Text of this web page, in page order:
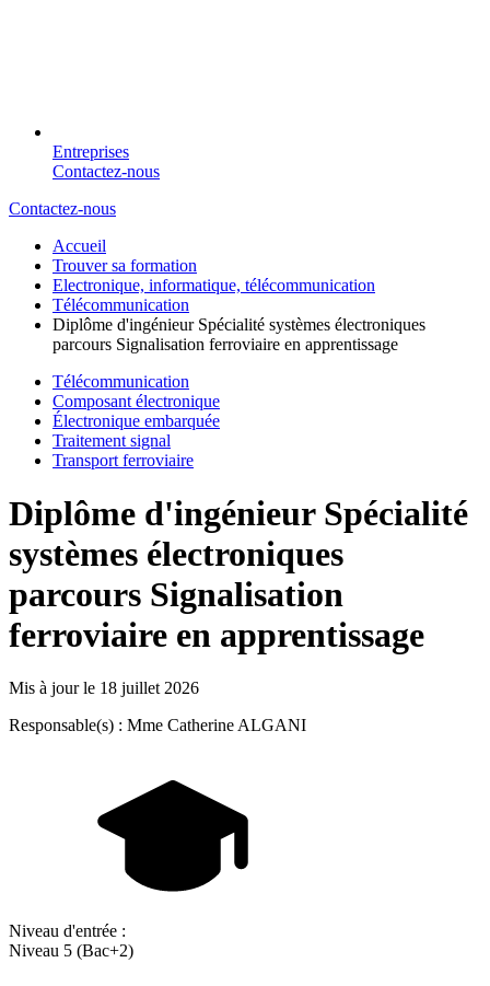
Entreprises
Contactez-nous
Contactez-nous
Accueil
Trouver sa formation
Electronique, informatique, télécommunication
Télécommunication
Diplôme d'ingénieur Spécialité systèmes électroniques
parcours Signalisation ferroviaire en apprentissage
Télécommunication
Composant électronique
Électronique embarquée
Traitement signal
Transport ferroviaire
Diplôme d'ingénieur Spécialité
systèmes électroniques
parcours Signalisation
ferroviaire en apprentissage
Mis à jour le 18 juillet 2026
Responsable(s) : Mme Catherine ALGANI
Niveau d'entrée :
Niveau 5 (Bac+2)